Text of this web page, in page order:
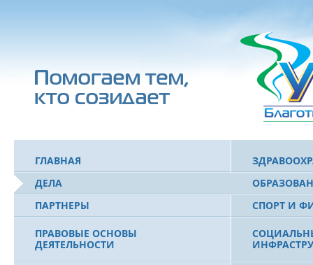
ГЛАВНАЯ
ДЕЛА
ПАРТНЕРЫ
ПРАВОВЫЕ ОСНОВЫ
ДЕЯТЕЛЬНОСТИ
СПОРТ И